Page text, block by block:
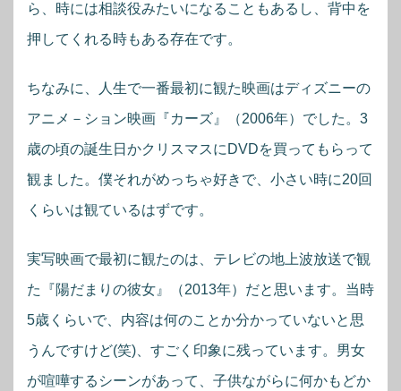
ら、時には相談役みたいになることもあるし、背中を
押してくれる時もある存在です。
ちなみに、人生で一番最初に観た映画はディズニーの
アニメ－ション映画『カーズ』（2006年）でした。3
歳の頃の誕生日かクリスマスにDVDを買ってもらって
観ました。僕それがめっちゃ好きで、小さい時に20回
くらいは観ているはずです。
実写映画で最初に観たのは、テレビの地上波放送で観
た『陽だまりの彼女』（2013年）だと思います。当時
5歳くらいで、内容は何のことか分かっていないと思
うんですけど(笑)、すごく印象に残っています。男女
が喧嘩するシーンがあって、子供ながらに何かもどか